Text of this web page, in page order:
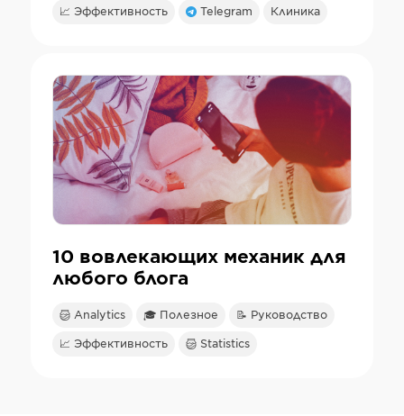
📈 Эффективность Telegram Клиника
10 вовлекающих механик для
любого блога
Analytics 🎓 Полезное 📝 Руководство
📈 Эффективность Statistics